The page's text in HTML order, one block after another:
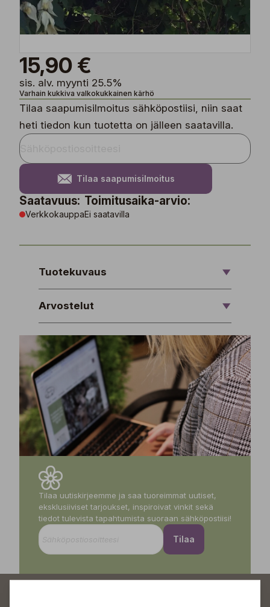
15,90 €
sis. alv. myynti 25.5%
Varhain kukkiva valkokukkainen kärhö
Tilaa saapumisilmoitus sähköpostiisi, niin saat
heti tiedon kun tuotetta on jälleen saatavilla.
Tilaa saapumisilmoitus
Saatavuus:
Verkkokauppa
Toimitusaika-arvio:
Ei saatavilla
Tuotekuvaus
Arvostelut
Tilaa uutiskirjeemme ja saa tuoreimmat uutiset,
eksklusiiviset tarjoukset, inspiroivat vinkit sekä
tiedot tulevista tapahtumista suoraan sähköpostiisi!
Tilaa